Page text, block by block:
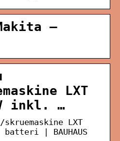
–
LXT
inkl. …
LXT
batteri | BAUHAUS